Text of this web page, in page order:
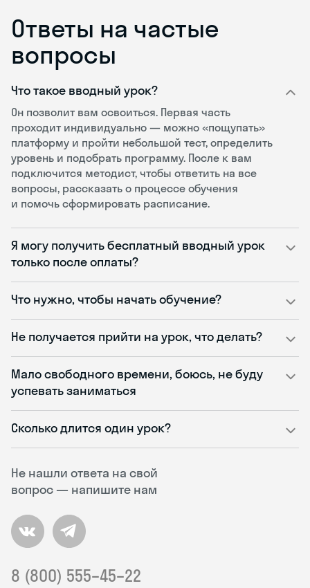
Ответы на частые
вопросы
Не нашли ответа на свой
вопрос — напишите нам
8 (800) 555–45–22
Что такое вводный урок?
Он позволит вам освоиться. Первая часть
проходит индивидуально — можно «пощупать»
платформу и пройти небольшой тест, определить
уровень и подобрать программу. После к вам
подключится методист, чтобы ответить на все
вопросы, рассказать о процессе обучения
и помочь сформировать расписание.
Я могу получить бесплатный вводный урок
только после оплаты?
Что нужно, чтобы начать обучение?
Не получается прийти на урок, что делать?
Мало свободного времени, боюсь, не буду
успевать заниматься
Сколько длится один урок?